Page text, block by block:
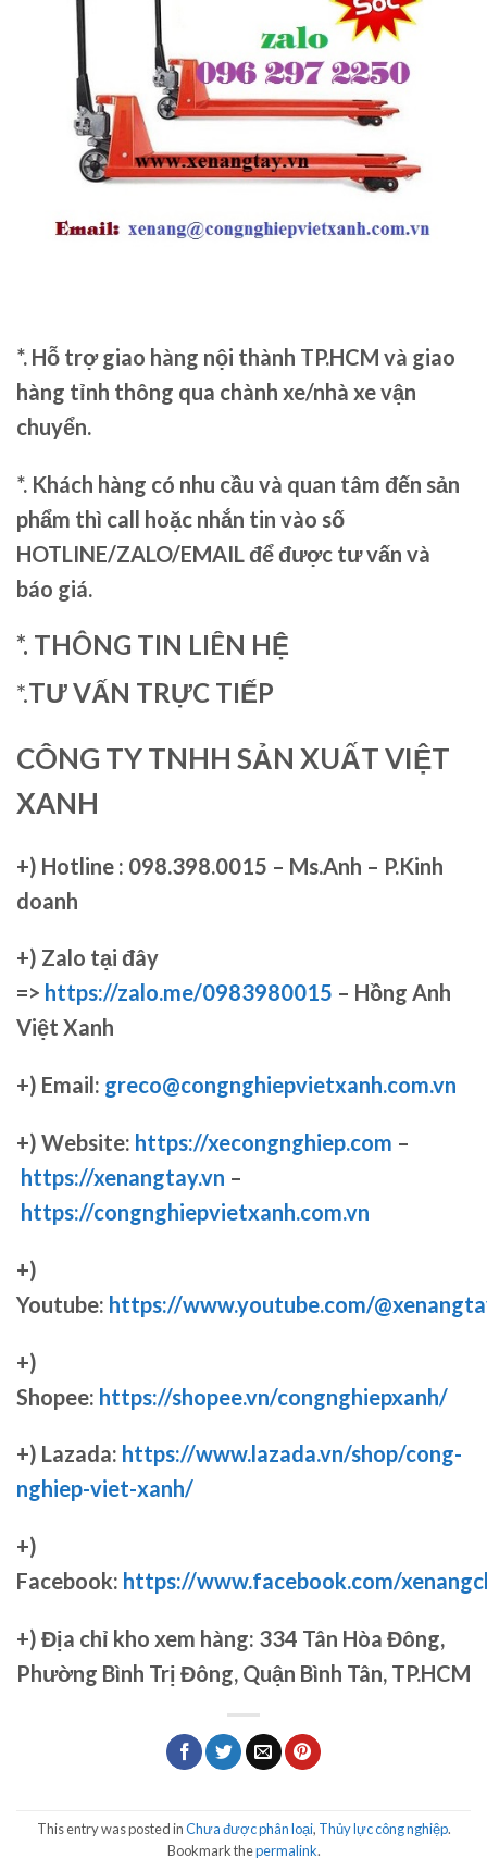
*. Hỗ trợ giao hàng nội thành TP.HCM và giao
hàng tỉnh thông qua chành xe/nhà xe vận
chuyển.
*. Khách hàng có nhu cầu và quan tâm đến sản
phẩm thì call hoặc nhắn tin vào số
HOTLINE/ZALO/EMAIL để được tư vấn và
báo giá.
*. THÔNG TIN LIÊN HỆ
*.TƯ VẤN TRỰC TIẾP
CÔNG TY TNHH SẢN XUẤT VIỆT
XANH
+) Hotline : 098.398.0015 – Ms.Anh – P.Kinh
doanh
+) Zalo tại đây
=> https://zalo.me/0983980015 – Hồng Anh
Việt Xanh
+) Email: greco@congnghiepvietxanh.com.vn
+) Website: https://xecongnghiep.com –
https://xenangtay.vn –
https://congnghiepvietxanh.com.vn
+)
Youtube: https://www.youtube.com/
+)
Shopee: https://shopee.vn/congnghiepxanh/
+) Lazada: https://www.lazada.vn/shop/cong-
nghiep-viet-xanh/
+)
Facebook: https://www.facebook.com/
+) Địa chỉ kho xem hàng: 334 Tân Hòa Đông,
Phường Bình Trị Đông, Quận Bình Tân, TP.HCM
This entry was posted inChưa được phân loại, Thủy lực công nghiệp.
Bookmark thepermalink.